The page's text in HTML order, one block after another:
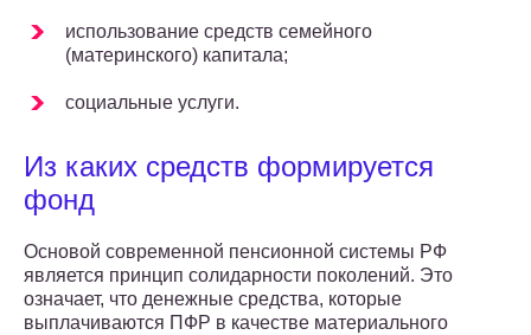
использование средств семейного
(материнского) капитала;
социальные услуги.
Из каких средств формируется
фонд
Основой современной пенсионной системы РФ
является принцип солидарности поколений. Это
означает, что денежные средства, которые
выплачиваются ПФР в качестве материального